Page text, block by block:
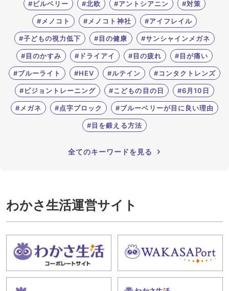
#ビルベリー #北欧 #アントシアニン #対策
#メノコト #メノコト神社 #アイフレイル
#子どもの視力低下 #目の健康 #サンシャインメガネ
#目のかすみ #ドライアイ #目の疲れ #目が痛い
#ブルーライト #HEV #ルテイン #コンタクトレンズ
#ビジョントレーニング #こどもの目の日 #6月10日
#メガネ #点字ブロック #ブルーベリーが目に良い理由
#目を鍛える方法
全てのキーワードを見る
わかさ生活運営サイト